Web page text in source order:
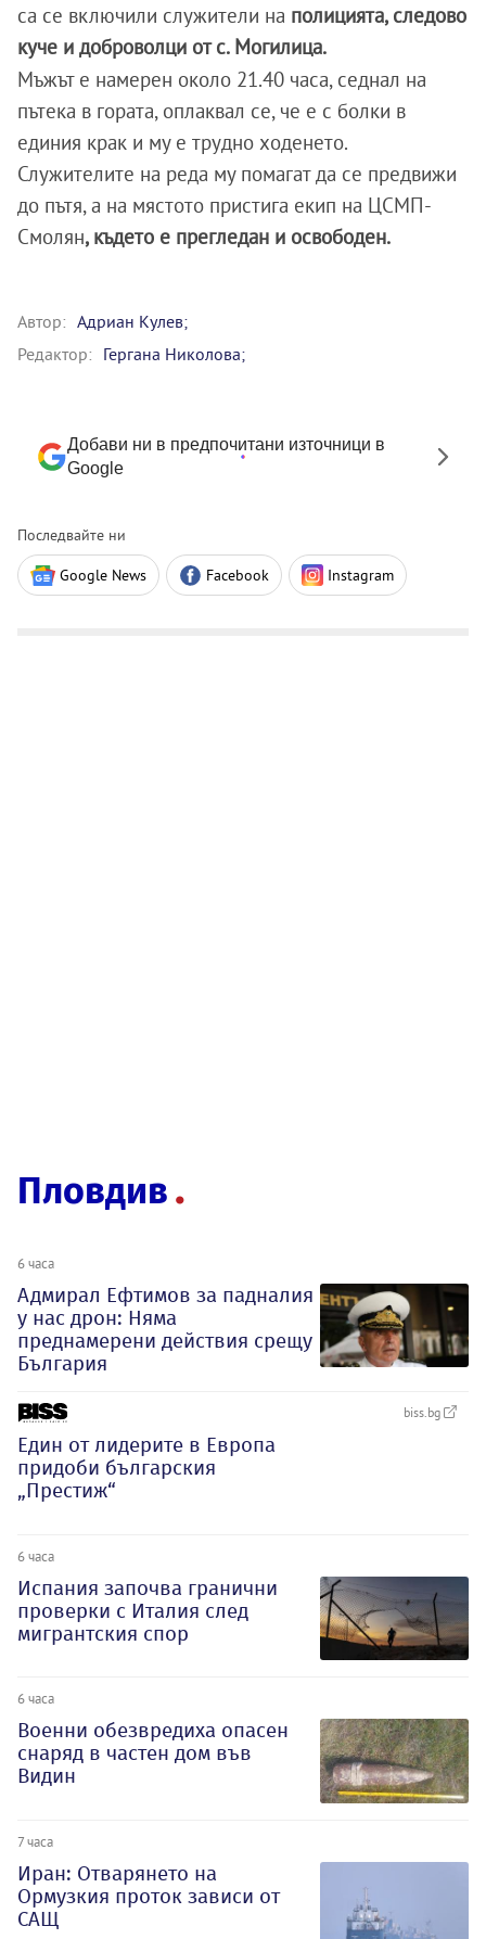
са се включили служители на полицията, следово
куче и доброволци от с. Могилица.
Мъжът е намерен около 21.40 часа, седнал на
пътека в гората, оплаквал се, че е с болки в
единия крак и му е трудно ходенето.
Служителите на реда му помагат да се предвижи
до пътя, а на мястото пристига екип на ЦСМП-
Смолян, където е прегледан и освободен.
Автор: Адриан Кулев;
Редактор: Гергана Николова;
Добави ни в предпочитани източници в
Google
Последвайте ни
Google News Facebook Instagram
Пловдив
6 часа
Адмирал Ефтимов за падналия
у нас дрон: Няма
преднамерени действия срещу
България
biss.bg
Един от лидерите в Европа
придоби българския
„Престиж“
6 часа
Испания започва гранични
проверки с Италия след
мигрантския спор
6 часа
Военни обезвредиха опасен
снаряд в частен дом във
Видин
7 часа
Иран: Отварянето на
Ормузкия проток зависи от
САЩ